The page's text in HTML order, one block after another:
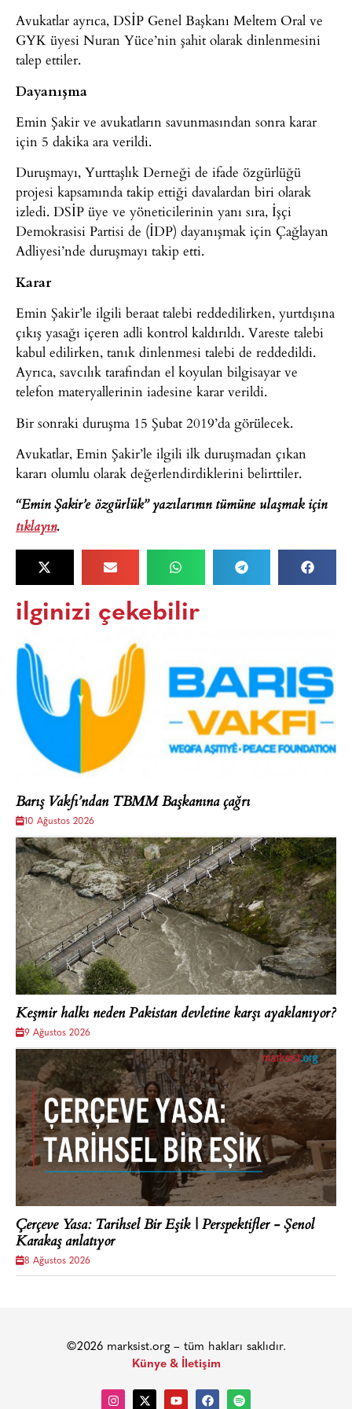
Avukatlar ayrıca, DSİP Genel Başkanı Meltem Oral ve
GYK üyesi Nuran Yüce’nin şahit olarak dinlenmesini
talep ettiler.
Dayanışma
Emin Şakir ve avukatların savunmasından sonra karar
için 5 dakika ara verildi.
Duruşmayı, Yurttaşlık Derneği de ifade özgürlüğü
projesi kapsamında takip ettiği davalardan biri olarak
izledi. DSİP üye ve yöneticilerinin yanı sıra, İşçi
Demokrasisi Partisi de (İDP) dayanışmak için Çağlayan
Adliyesi’nde duruşmayı takip etti.
Karar
Emin Şakir’le ilgili beraat talebi reddedilirken, yurtdışına
çıkış yasağı içeren adli kontrol kaldırıldı. Vareste talebi
kabul edilirken, tanık dinlenmesi talebi de reddedildi.
Ayrıca, savcılık tarafından el koyulan bilgisayar ve
telefon materyallerinin iadesine karar verildi.
Bir sonraki duruşma 15 Şubat 2019’da görülecek.
Avukatlar, Emin Şakir’le ilgili ilk duruşmadan çıkan
kararı olumlu olarak değerlendirdiklerini belirttiler.
“Emin Şakir’e özgürlük” yazılarının tümüne ulaşmak için
tıklayın.
ilginizi çekebilir
Barış Vakfı’ndan TBMM Başkanına çağrı
10 Ağustos 2026
Keşmir halkı neden Pakistan devletine karşı ayaklanıyor?
9 Ağustos 2026
Çerçeve Yasa: Tarihsel Bir Eşik | Perspektifler - Şenol
Karakaş anlatıyor
8 Ağustos 2026
©2026 marksist.org – tüm hakları saklıdır.
Künye & İletişim